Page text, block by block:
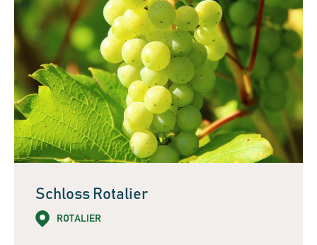
Schloss Rotalier
ROTALIER